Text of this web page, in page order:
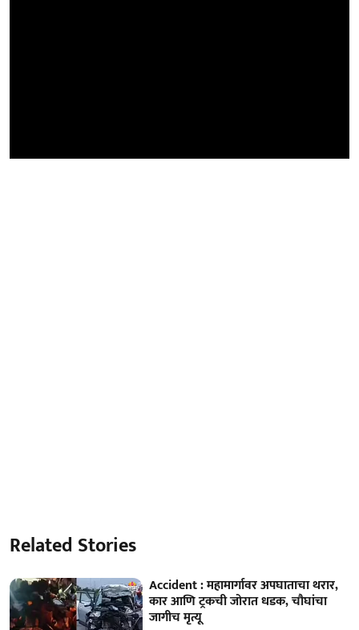
Related Stories
Accident : महामार्गावर अपघाताचा थरार,
कार आणि ट्रकची जोरात धडक, चौघांचा
जागीच मृत्यू